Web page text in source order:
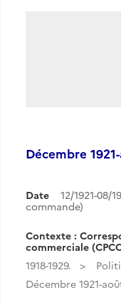
Décembre
Date 12/1921-08/
commande)
Contexte :
commerciale
1918-1929.
Décembre 1921-